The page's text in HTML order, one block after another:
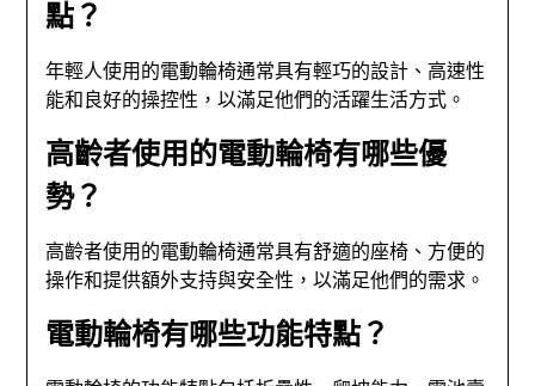
點？
年輕人使用的電動輪椅通常具有輕巧的設計、高速性
能和良好的操控性，以滿足他們的活躍生活方式。
高齡者使用的電動輪椅有哪些優
勢？
高齡者使用的電動輪椅通常具有舒適的座椅、方便的
操作和提供額外支持與安全性，以滿足他們的需求。
電動輪椅有哪些功能特點？